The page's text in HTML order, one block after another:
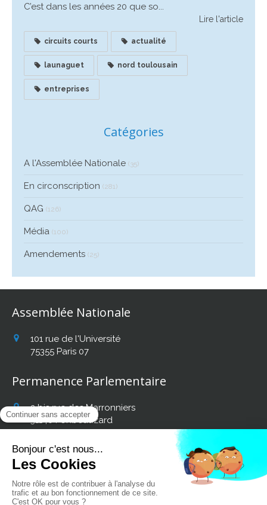
C’est dans les années 20 que so...
Lire l'article
circuits courts actualité
launaguet nord toulousain
entreprises
Catégories
A l'Assemblée Nationale (35)
En circonscription (281)
QAG (126)
Média (100)
Amendements (25)
Assemblée Nationale
101 rue de l'Université
75355 Paris 07
Permanence Parlementaire
2 bis rue des Marronniers
31140 Fonbeauzard
Retrouvez mon actualité
sur les réseaux sociaux :